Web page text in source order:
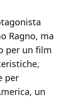
Ragno, ma
per un film
per
un